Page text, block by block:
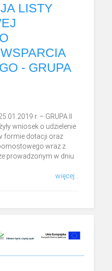
LISTY
- GRUPA
r. – GRUPA II
wniosek o udzielenie
formie dotacji oraz
wraz z
prowadzonym w dniu
więcej...